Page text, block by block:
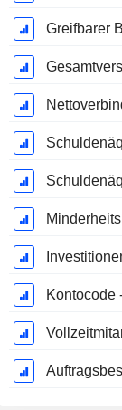
Greifbarer
Kontocode